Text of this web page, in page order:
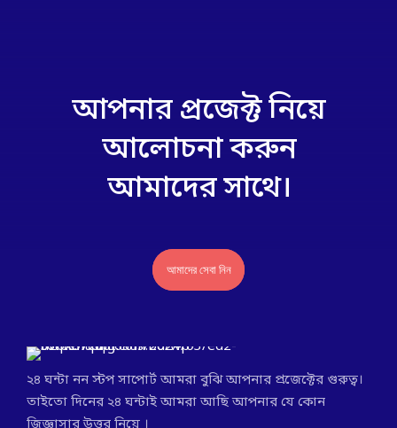
আপনার প্রজেক্ট নিয়ে
আলোচনা করুন
আমাদের সাথে।
আমাদের সেবা নিন
২৪ ঘন্টা নন স্টপ সাপোর্ট আমরা বুঝি আপনার প্রজেক্টের গুরুত্ব।
তাইতো দিনের ২৪ ঘন্টাই আমরা আছি আপনার যে কোন
জিজ্ঞাসার উত্তর নিয়ে ।